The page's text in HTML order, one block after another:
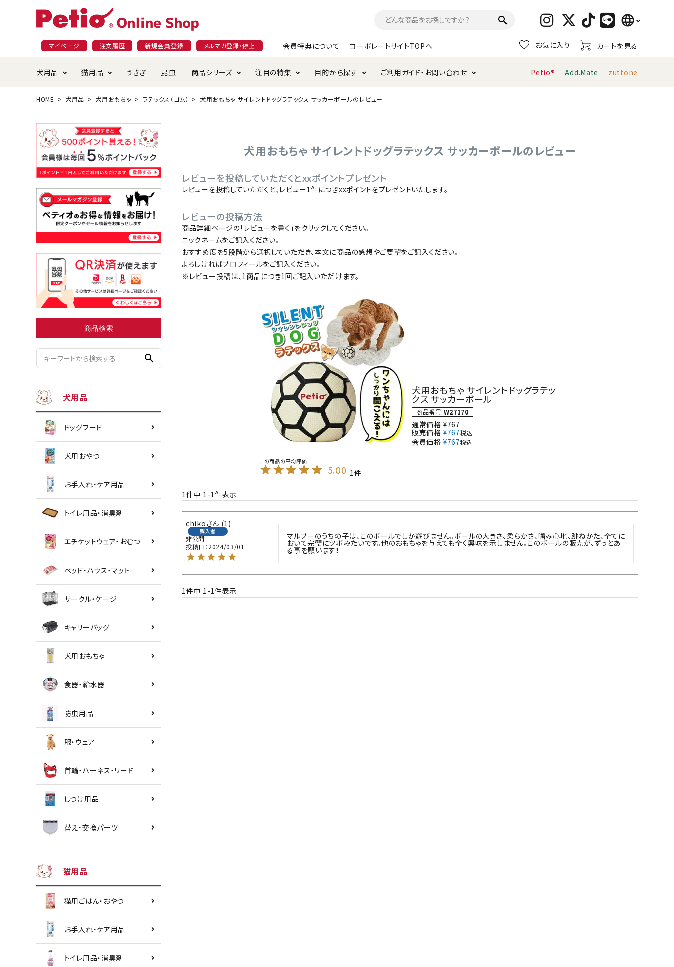
search language
日本語
English
マイページ 注文履歴 新規会員登録 メルマガ登録・停止 会員特典について コーポレートサイトTOPへ お気に入り カートを見る
犬用品
ペットシーツ
おもちゃ
首輪・ハーネス・リード
猫用品
ベッド・ハウス・マット
食器・給水器
替え・交換パーツ
うさぎ 昆虫 商品シリーズ 注目の特集 目的から探す
国産フード&おやつ特集
じゃらして遊ぶ 引っ張って遊ぶ 投げて遊ぶ
アパレル またたび・元気草 夜のお散歩
小型犬にオススメ ダイエット中にオススメ まとめ買いでオトク！！
ご利用ガイド・お問い合わせ
返品・交換について
Petio® Add.Mate zuttone
HOME 犬用品 犬用おもちゃ ラテックス（ゴム） 犬用おもちゃ サイレントドッグラテックス サッカーボールのレビュー
商品検索
search
犬用品
ドッグフード
犬用おやつ
お手入れ・ケア用品
トイレ用品・消臭剤
エチケットウェア・おむつ
ベッド・ハウス・マット
サークル・ケージ
キャリーバッグ
犬用おもちゃ
食器・給水器
防虫用品
服・ウェア
首輪・ハーネス・リード
しつけ用品
替え・交換パーツ
猫用品
猫用ごはん・おやつ
お手入れ・ケア用品
トイレ用品・消臭剤
犬用おもちゃ サイレントドッグラテックス サッカーボールのレビュー
レビューを投稿していただくとxxポイントプレゼント
レビューを投稿していただくと、レビュー1件につきxxポイントをプレゼントいたします。
レビューの投稿方法
商品詳細ページの「レビューを書く」をクリックしてください。
ニックネームをご記入ください。
おすすめ度を5段階から選択していただき、本文に商品の感想やご要望をご記入ください。
よろしければプロフィールをご記入ください。
※レビュー投稿は、1商品につき1回ご記入いただけます。
犬用おもちゃ サイレントドッグラテッ
クス サッカーボール
商品番号 W27170
通常価格 ¥767
販売価格 ¥767税込
会員価格 ¥767税込
5.00 1
1件中 1 -1件表示
chiko 1
購入者
非公開
投稿日 2024/03/01
マルプーのうちの子は、このボールでしか遊びません。ボールの大きさ、柔らかさ、噛み心地、跳ねかた、全てに
おいて完璧にツボみたいです。他のおもちゃを与えても全く興味を示しません。このボールの販売が、ずっとあ
る事を願います！
1件中 1 -1件表示